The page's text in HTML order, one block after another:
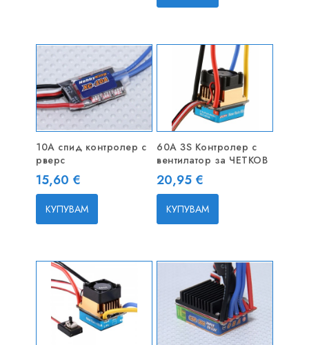
10A спид контролер с
рверс
Цена
15,60 €
КУПУВАМ
60A 3S Контролер с
вентилатор за ЧЕТКОВ
Цена
20,95 €
КУПУВАМ